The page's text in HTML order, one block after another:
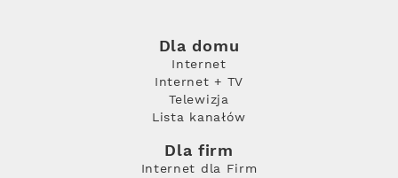
Dla domu
Internet
Internet + TV
Telewizja
Lista kanałów
Dla firm
Internet dla Firm